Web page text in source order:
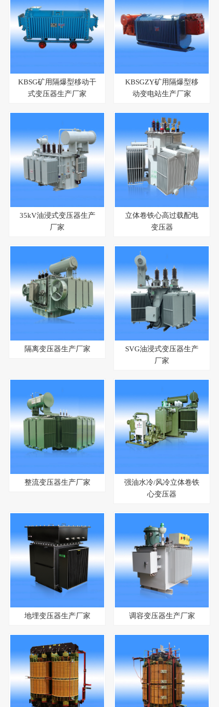
KBSG矿用隔爆型移动干
式变压器生产厂家
KBSGZY矿用隔爆型移
动变电站生产厂家
35kV油浸式变压器生产
厂家
立体卷铁心高过载配电
变压器
隔离变压器生产厂家
SVG油浸式变压器生产
厂家
整流变压器生产厂家
强油水冷/风冷立体卷铁
心变压器
地埋变压器生产厂家 调容变压器生产厂家